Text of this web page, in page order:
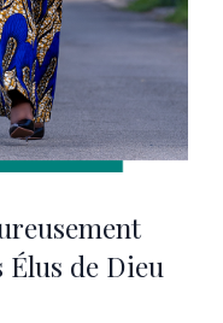
Élus de Dieu